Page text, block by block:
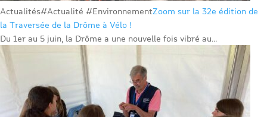
Actualités#Actualité #EnvironnementZoom sur la 32e édition de
la Traversée de la Drôme à Vélo !
Du 1er au 5 juin, la Drôme a une nouvelle fois vibré au...